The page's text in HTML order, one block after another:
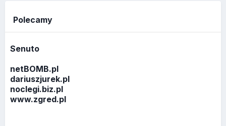
Polecamy
Senuto
netBOMB.pl
dariuszjurek.pl
noclegi.biz.pl
www.zgred.pl